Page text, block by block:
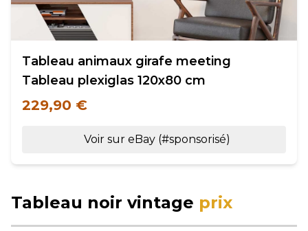
Tableau animaux girafe meeting
Tableau plexiglas 120x80 cm
229,90 €
Voir sur eBay (#sponsorisé)
Tableau noir vintage prix